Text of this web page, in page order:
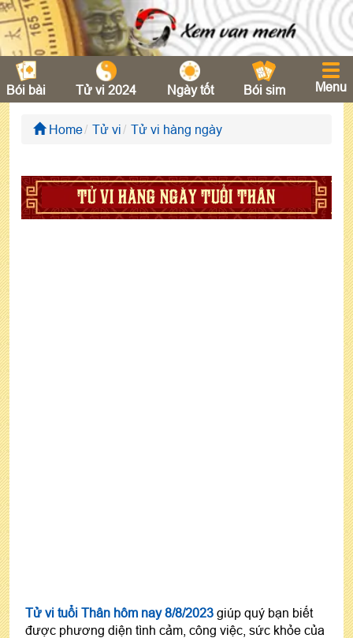
Bói bài Tử vi 2024 Ngày tốt Bói sim Menu
Home Tử vi Tử vi hàng ngày
TỬ VI HÀNG NGÀY TUỔI THÂN
Tử vi tuổi Thân hôm nay 8/8/2023 giúp quý bạn biết
được phương diện tình cảm, công việc, sức khỏe của